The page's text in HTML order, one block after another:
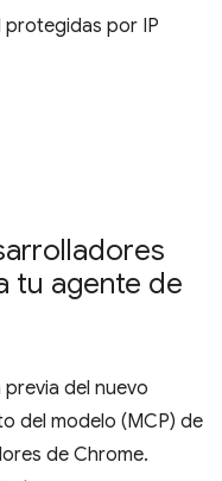
por IP
tu agente de
del nuevo
del modelo (MCP) de
de Chrome.